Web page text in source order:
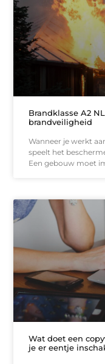
Brandklasse A2
brandveiligheid
Wanneer je werkt
speelt het
Een gebouw moet
Wat doet een
je er eentje